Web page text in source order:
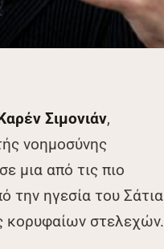
Σιμονιάν,
νοημοσύνης
μια από τις πιο
την ηγεσία του Σάτια
κορυφαίων στελεχών.